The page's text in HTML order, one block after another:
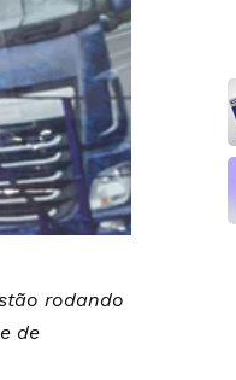
rodando
de